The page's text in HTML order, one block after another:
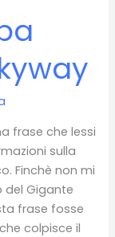
frase che lessi
sulla
Finchè non mi
del Gigante
frase fosse
colpisce il